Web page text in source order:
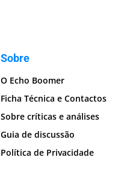
Sobre
O Echo Boomer
Ficha Técnica e Contactos
Sobre críticas e análises
Guia de discussão
Política de Privacidade